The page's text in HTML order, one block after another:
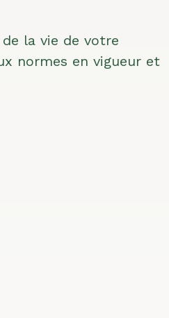
la vie de votre
normes en vigueur et